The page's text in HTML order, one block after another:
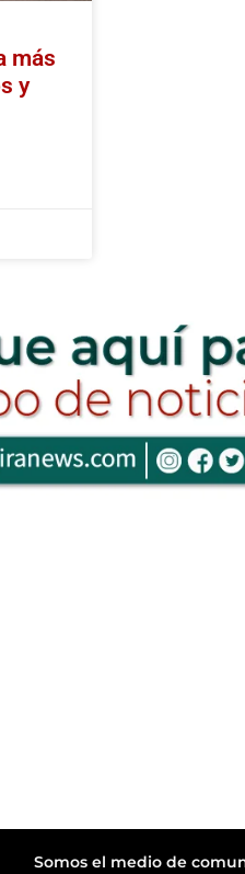
más
y
Somos el medio de